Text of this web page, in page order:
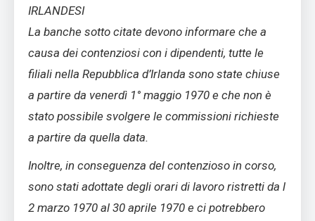
IRLANDESI
La banche sotto citate devono informare che a
causa dei contenziosi con i dipendenti, tutte le
filiali nella Repubblica d’Irlanda sono state chiuse
a partire da venerdì 1° maggio 1970 e che non è
stato possibile svolgere le commissioni richieste
a partire da quella data.
Inoltre, in conseguenza del contenzioso in corso,
sono stati adottate degli orari di lavoro ristretti da l
2 marzo 1970 al 30 aprile 1970 e ci potrebbero